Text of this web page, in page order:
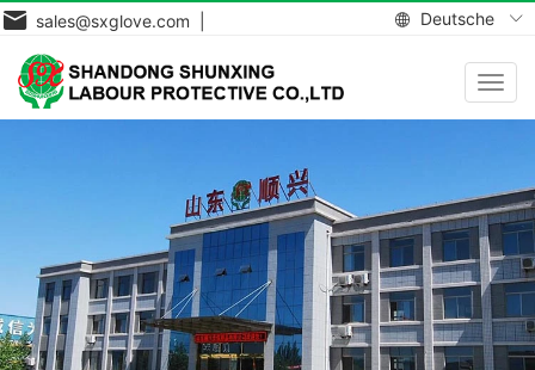
Deutsche
sales@sxglove.com |